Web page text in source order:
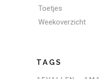
Toetjes
Weekoverzicht
TAGS